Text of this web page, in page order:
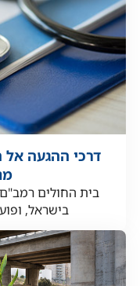
דרכי ההגעה אל
בית החולים
בישראל,